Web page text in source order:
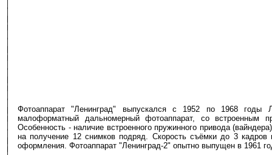
Фотоаппарат "Ленинград" выпускался с 1952 по 1968 годы
малоформатный дальномерный фотоаппарат, со
Особенность - наличие встроенного пружинного привода
на получение 12 снимков подряд. Скорость съёмки до 3 кадров
оформления. Фотоаппарат "Ленинград-2" опытно выпущен в 1961